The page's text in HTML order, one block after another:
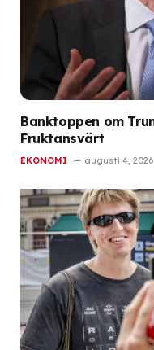
Banktoppen om
Fruktansvärt
EKONOMI augusti 4, 2026